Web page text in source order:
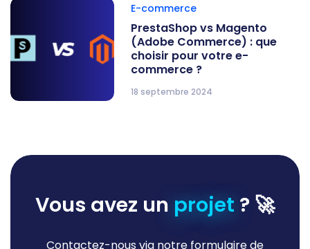
E-commerce
PrestaShop vs Magento
(Adobe Commerce) : que
choisir pour votre e-
commerce ?
18 septembre 2024
Vous avez un projet ? 🚀
Contactez-nous via notre formulaire de